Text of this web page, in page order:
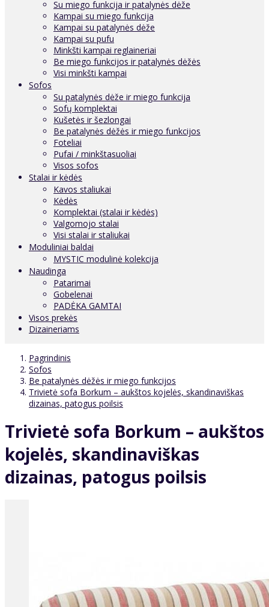
Su miego funkcija ir patalynės dėže
Kampai su miego funkcija
Kampai su patalynės dėže
Kampai su pufu
Minkšti kampai reglaineriai
Be miego funkcijos ir patalynės dėžės
Visi minkšti kampai
Sofos
Su patalynės dėže ir miego funkcija
Sofų komplektai
Kušetės ir šezlongai
Be patalynės dėžės ir miego funkcijos
Foteliai
Pufai / minkštasuoliai
Visos sofos
Stalai ir kėdės
Kavos staliukai
Kėdės
Komplektai (stalai ir kėdės)
Valgomojo stalai
Visi stalai ir staliukai
Moduliniai baldai
MYSTIC modulinė kolekcija
Naudinga
Patarimai
Gobelenai
PADĖKA GAMTAI
Visos prekės
Dizaineriams
Pagrindinis
Sofos
Be patalynės dėžės ir miego funkcijos
Trivietė sofa Borkum – aukštos kojelės, skandinaviškas
dizainas, patogus poilsis
Trivietė sofa Borkum – aukštos
kojelės, skandinaviškas
dizainas, patogus poilsis